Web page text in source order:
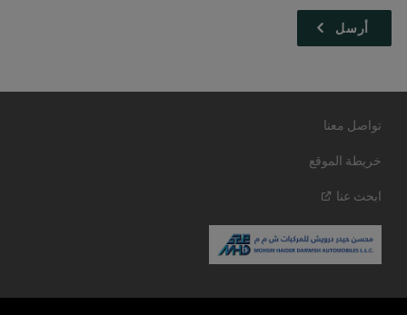
تواصل معنا
خريطة الموقع
ابحث عنا